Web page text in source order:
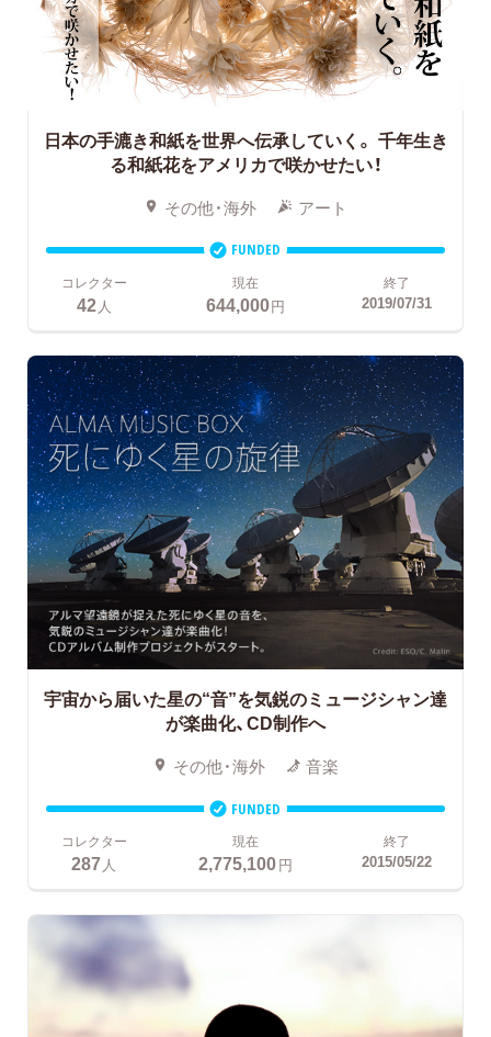
日本の手漉き和紙を世界へ伝承していく。 千年生き
る和紙花をアメリカで咲かせたい！
その他・海外 アート
FUNDED
コレクター
42 人
現在
644,000円
終了
2019/07/31
宇宙から届いた星の“音”を気鋭のミュージシャン達
が楽曲化、CD制作へ
その他・海外 音楽
FUNDED
コレクター
287人
現在
2,775,100円
終了
2015/05/22